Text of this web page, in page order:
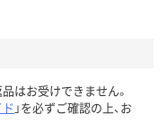
はお受けできません。
」を必ずご確認の上、お